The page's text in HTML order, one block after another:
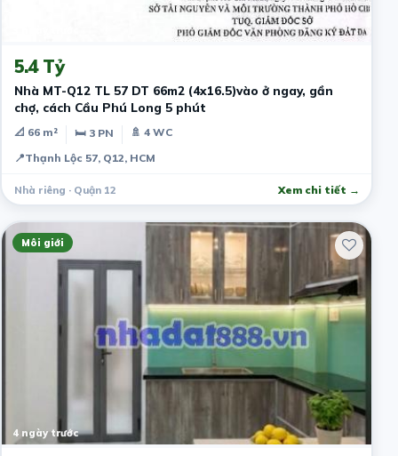
5.4 Tỷ
Nhà MT-Q12 TL 57 DT 66m2 (4x16.5)vào ở ngay, gần
chợ, cách Cầu Phú Long 5 phút
📐 66 m² 🛏 3 PN
🚿 4 WC
📍Thạnh Lộc 57, Q12, HCM
Nhà riêng · Quận 12 Xem chi tiết →
Môi giới
4 ngày trước